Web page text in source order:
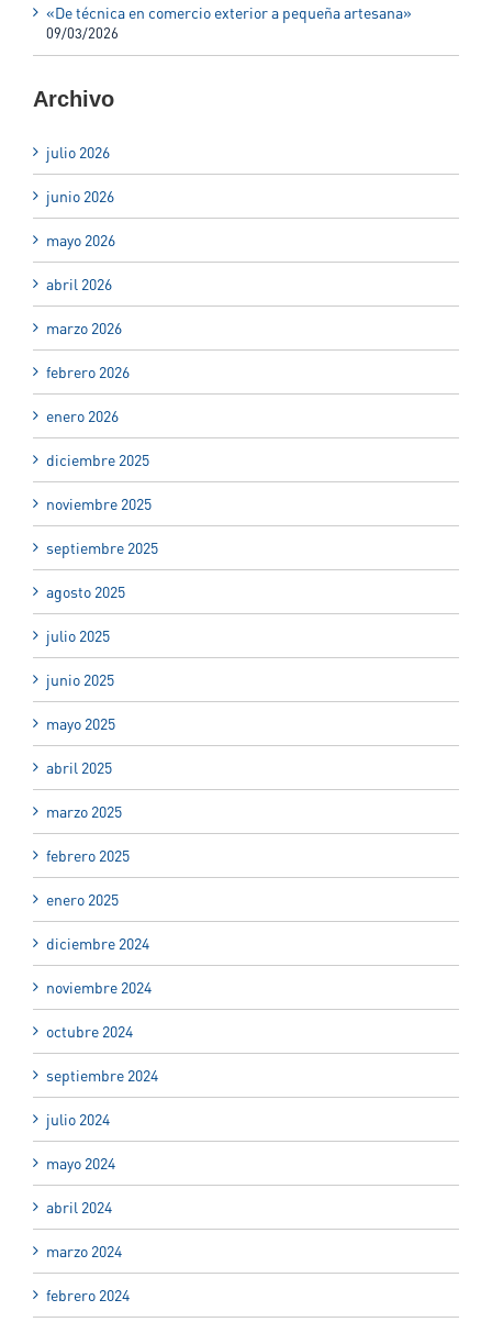
«De técnica en comercio exterior a pequeña artesana»
09/03/2026
Archivo
julio 2026
junio 2026
mayo 2026
abril 2026
marzo 2026
febrero 2026
enero 2026
diciembre 2025
noviembre 2025
septiembre 2025
agosto 2025
julio 2025
junio 2025
mayo 2025
abril 2025
marzo 2025
febrero 2025
enero 2025
diciembre 2024
noviembre 2024
octubre 2024
septiembre 2024
julio 2024
mayo 2024
abril 2024
marzo 2024
febrero 2024